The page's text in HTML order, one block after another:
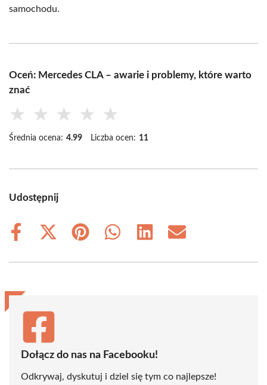
samochodu.
Oceń: Mercedes CLA – awarie i problemy, które warto
znać
★ ★ ★ ★ ★
Średnia ocena: 4.99 Liczba ocen: 11
Udostępnij
Share
Share
(Twitter)
Share
Share
Share
Share
Dołącz do nas na Facebooku!
Odkrywaj, dyskutuj i dziel się tym co najlepsze!